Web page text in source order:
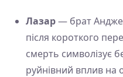
Лазар— брат
після короткого
смерть символізує
руйнівний вплив на